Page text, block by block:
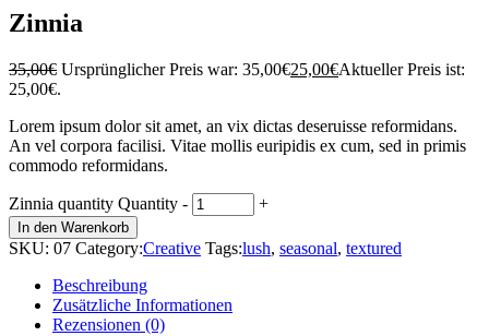
Zinnia
35,00€ Ursprünglicher Preis war: 35,00€25,00€Aktueller Preis ist:
25,00€.
Lorem ipsum dolor sit amet, an vix dictas deseruisse reformidans.
An vel corpora facilisi. Vitae mollis euripidis ex cum, sed in primis
commodo reformidans.
Zinnia quantity Quantity - +
In den Warenkorb
SKU: 07 Category:Creative Tags:lush, seasonal, textured
Beschreibung
Zusätzliche Informationen
Rezensionen (0)